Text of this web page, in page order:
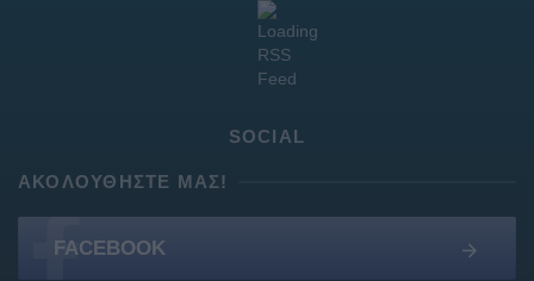
SOCIAL
ΑΚΟΛΟΥΘΉΣΤΕ ΜΑΣ!
FACEBOOK